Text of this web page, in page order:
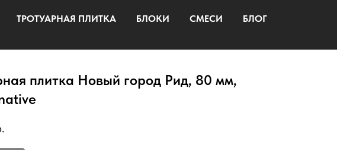
ТРОТУАРНАЯ ПЛИТКА БЛОКИ СМЕСИ
БЛОГ
плитка Новый город Рид, 80 мм,